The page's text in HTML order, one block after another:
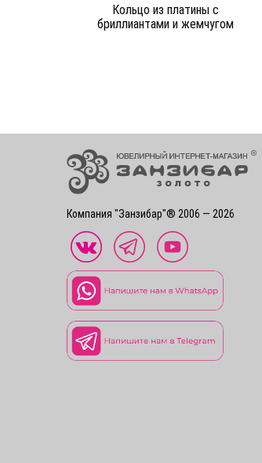
Кольцо из платины c
бриллиантами и жемчугом
Компания "Занзибар"® 2006 — 2026